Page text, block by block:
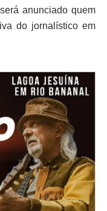
anunciado quem
do jornalístico em